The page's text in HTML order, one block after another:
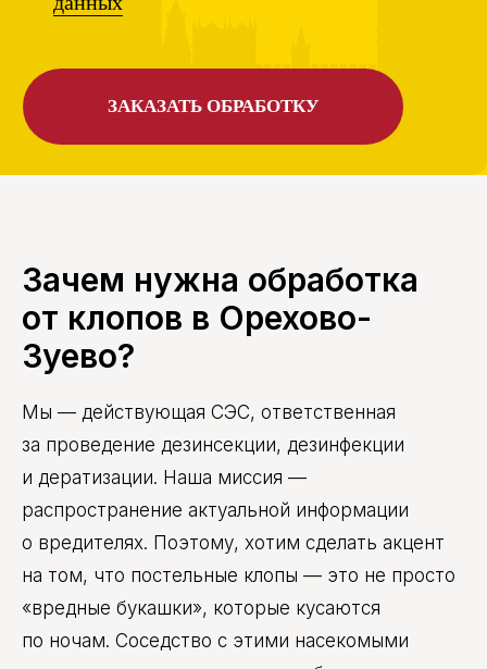
Зачем нужна обработка
от клопов в Орехово-
Зуево?
Мы — действующая СЭС, ответственная
за проведение дезинсекции, дезинфекции
и дератизации. Наша миссия —
распространение актуальной информации
о вредителях. Поэтому, хотим сделать акцент
на том, что постельные клопы — это не просто
«вредные букашки», которые кусаются
по ночам. Соседство с этими насекомыми